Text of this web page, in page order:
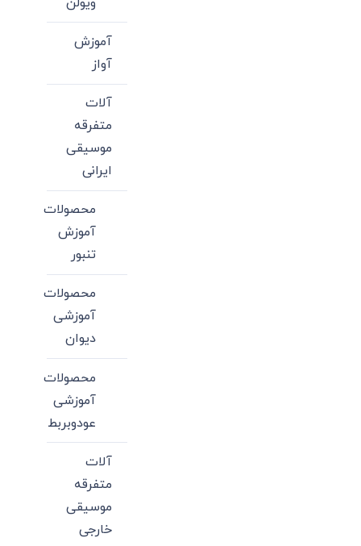
آموزش
آواز
آلات
متفرقه
موسیقی
ایرانی
محصولات
آموزش
تنبور
محصولات
آموزشی
دیوان
محصولات
آموزشی
عودوبربط
آلات
متفرقه
موسیقی
خارجی